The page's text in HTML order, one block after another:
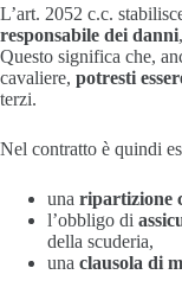
L’art. 2052 c.c.
responsabile dei danni
Questo significa che,
cavaliere, potresti
terzi.
Nel contratto è quindi
una ripartizione
l’obbligo di
della scuderia,
una clausola di